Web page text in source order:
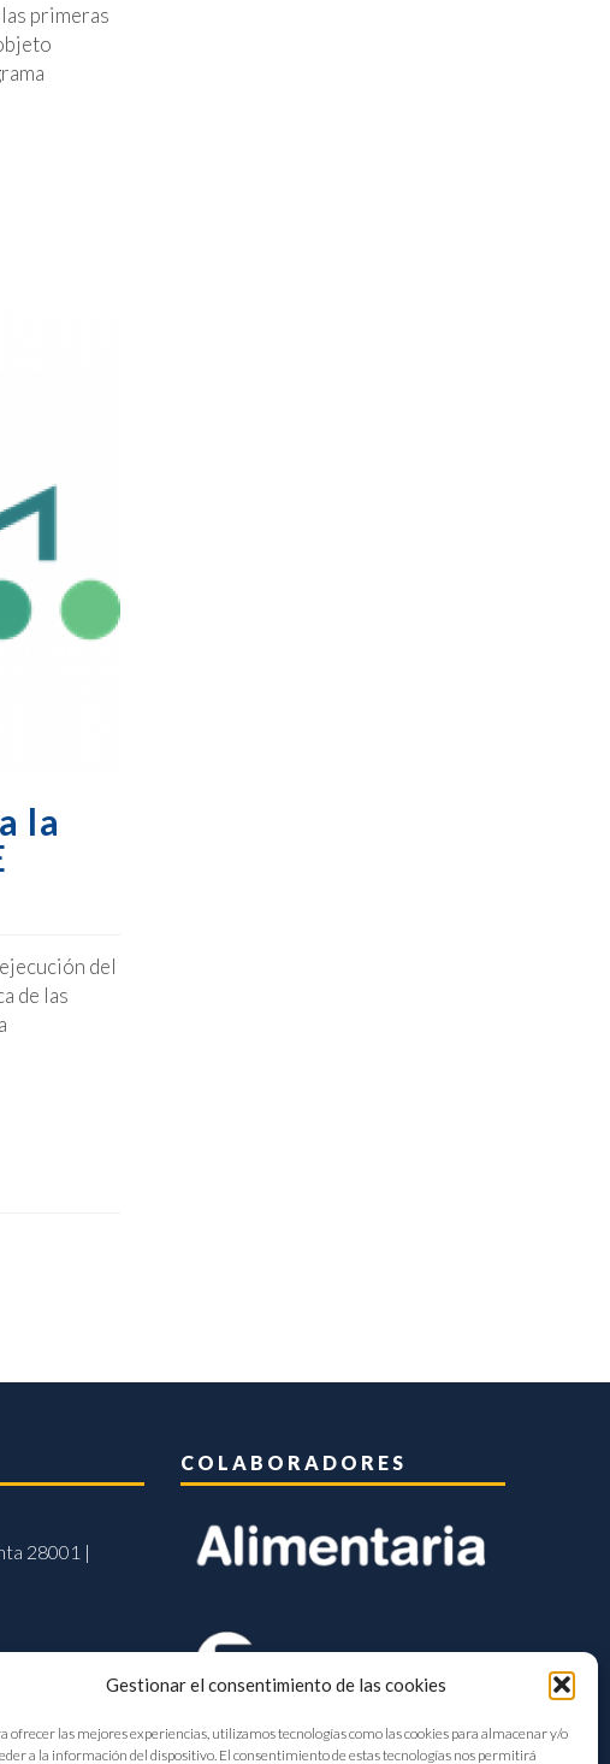
Gestionar el consentimiento de las cookies
ofrecer las mejores experiencias, utilizamos tecnologías como las cookies para almacenar y/o
a la información del dispositivo. El consentimiento de estas tecnologías nos permitirá
primeras
la
del
de las
28001 |
COLABORADORES